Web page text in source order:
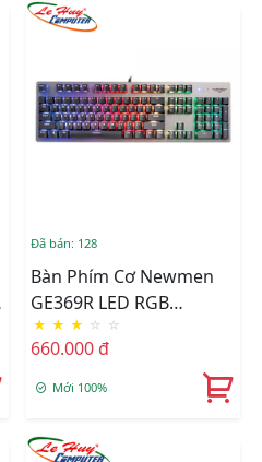
Đã bán: 128
Bàn Phím Cơ Newmen
GE369R LED RGB
(Red/Blue Switch)
★ ★ ★ ☆ ☆
660.000 đ
Mới 100%